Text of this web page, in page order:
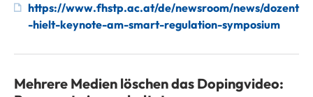
https://www.fhstp.ac.at/de/newsroom/news/dozent
-hielt-keynote-am-smart-regulation-symposium
Mehrere Medien löschen das Dopingvideo: